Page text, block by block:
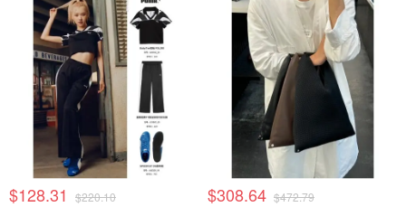
$128.31 $220.10 $308.64 $472.79